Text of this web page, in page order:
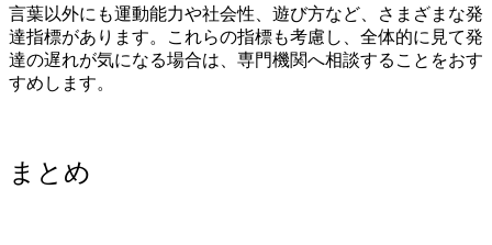
言葉以外にも運動能力や社会性、遊び方など、さまざまな発
達指標があります。これらの指標も考慮し、全体的に見て発
達の遅れが気になる場合は、専門機関へ相談することをおす
すめします。
まとめ